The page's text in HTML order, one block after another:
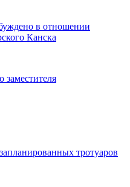
в отношении
Канска
заместителя
тротуаров